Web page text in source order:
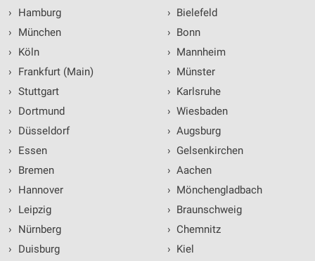
›
Hamburg
›
München
›
Köln
›
Frankfurt (Main)
› Stuttgart
›
Dortmund
›
Düsseldorf
›
Essen
›
Bremen
›
Hannover
›
Leipzig
›
Nürnberg
›
Duisburg
› Bielefeld
› Bonn
› Mannheim
› Münster
› Karlsruhe
› Wiesbaden
› Augsburg
› Gelsenkirchen
› Aachen
› Mönchengladbach
› Braunschweig
› Chemnitz
› Kiel